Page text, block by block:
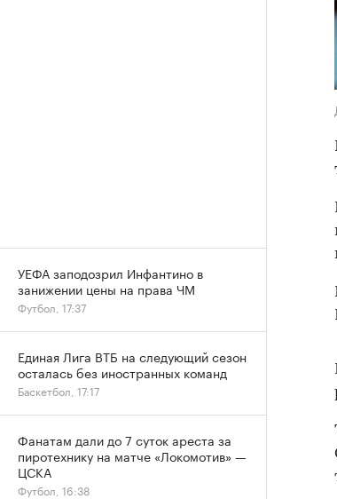
УЕФА заподозрил Инфантино в
занижении цены на права ЧМ
Футбол, 17:37
Единая Лига ВТБ на следующий сезон
осталась без иностранных команд
Баскетбол, 17:17
Фанатам дали до 7 суток ареста за
пиротехнику на матче «Локомотив» —
ЦСКА
Футбол, 16:38